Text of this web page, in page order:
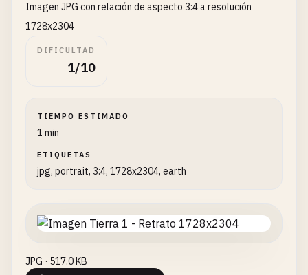
Imagen JPG con relación de aspecto 3:4 a resolución
1728x2304
DIFICULTAD
1/10
TIEMPO ESTIMADO
1 min
ETIQUETAS
jpg, portrait, 3:4, 1728x2304, earth
JPG · 517.0 KB